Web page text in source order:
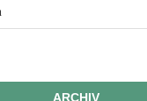
ARCHIV